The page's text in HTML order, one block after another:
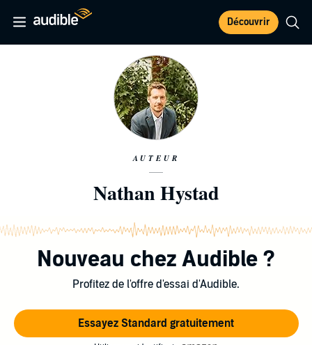
Découvrir
AUTEUR
Nathan Hystad
Nouveau chez Audible ?
Profitez de l'offre d'essai d'Audible.
Essayez Standard gratuitement